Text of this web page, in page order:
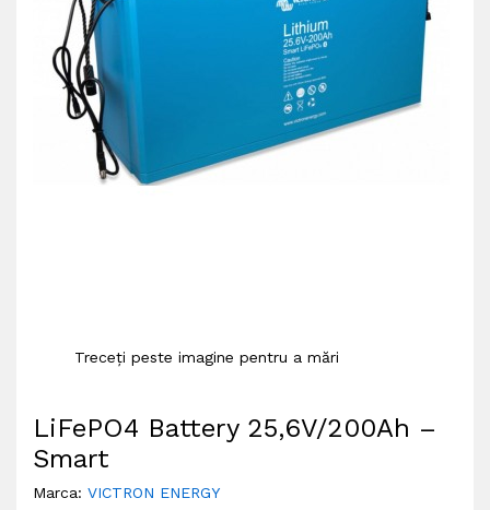
Treceți peste imagine pentru a mări
LiFePO4 Battery 25,6V/200Ah –
Smart
Marca: VICTRON ENERGY